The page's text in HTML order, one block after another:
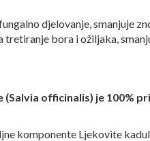
djelovanje, smanjuje
tretiranje bora i ožiljaka,
(Salvia officinalis) je 100%
komponente Ljekovite